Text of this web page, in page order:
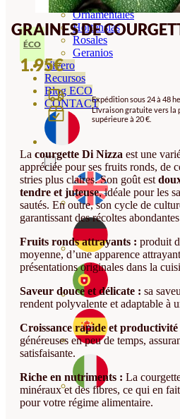
Ornamentales
Hortensias
Rosales
Geranios
Vivero
Recursos
Blog ECO
CONTACT
GRAINES DE
ÉCO
1.95€
Expédition sous 24 à 48
Livraison gratuite vers la
supérieure à 20 €.
La courgette Di Nizza est une
appréciée pour ses fruits ronds, de
stries plus claires. Son goût est
tendre et juteuse, idéale pour les
sautés. En outre, son cycle de
garantissant des récoltes
Fruits ronds attrayants : produit
moyenne, d’une apparence
présentations originales dans la
Saveur douce et délicate : sa
rendent polyvalente et adaptable à
Croissance rapide et productivité
généreuses en peu de temps,
satisfaisante.
Riche en nutriments : La
minéraux et des fibres, ce qui en
pour votre régime alimentaire.